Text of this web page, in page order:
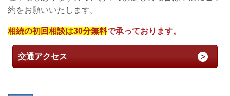
約をお願いいたします。
相続の初回相談は30分無料で承っております。
交通アクセス